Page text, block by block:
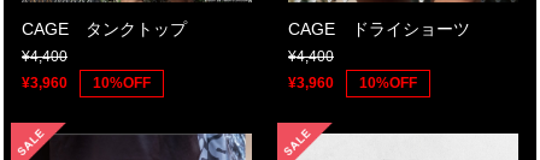
CAGE タンクトップ
¥4,400
¥3,960
10%OFF
CAGE ドライショーツ
¥4,400
¥3,960
10%OFF